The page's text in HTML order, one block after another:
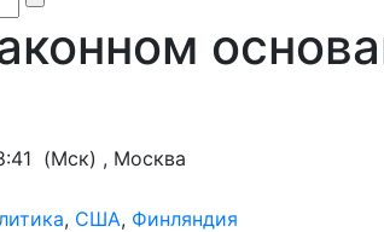
(Мск) , Москва
, США, Финляндия